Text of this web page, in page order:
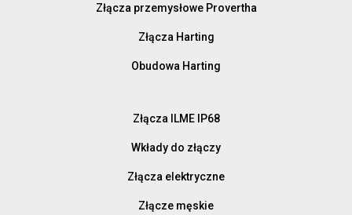
Złącza przemysłowe Provertha
Złącza Harting
Obudowa Harting
Złącza ILME IP68
Wkłady do złączy
Złącza elektryczne
Złącze męskie